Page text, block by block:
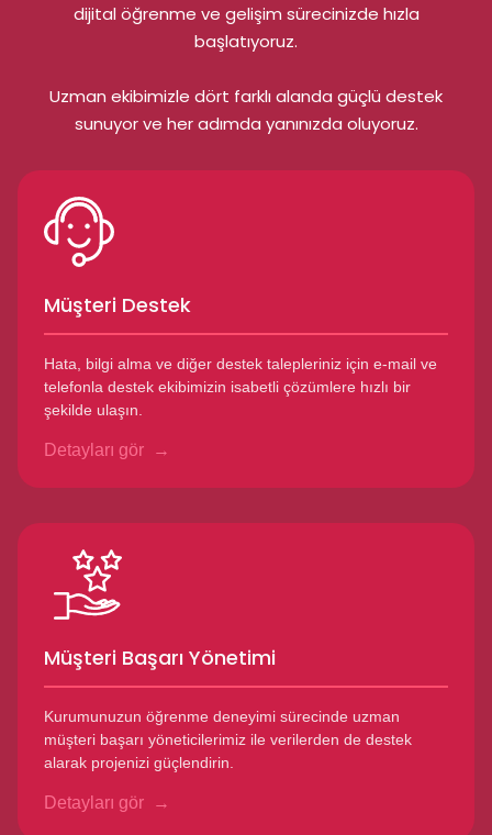
dijital öğrenme ve gelişim sürecinizde hızla
başlatıyoruz.
Uzman ekibimizle dört farklı alanda güçlü destek
sunuyor ve her adımda yanınızda oluyoruz.
Müşteri Destek
Hata, bilgi alma ve diğer destek talepleriniz için e-mail ve
telefonla destek ekibimizin isabetli çözümlere hızlı bir
şekilde ulaşın.
Detayları gör
Müşteri Başarı Yönetimi
Kurumunuzun öğrenme deneyimi sürecinde uzman
müşteri başarı yöneticilerimiz ile verilerden de destek
alarak projenizi güçlendirin.
Detayları gör